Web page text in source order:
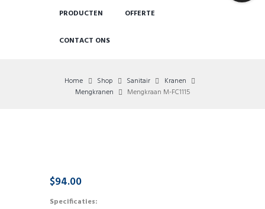
PRODUCTEN OFFERTE
CONTACT ONS
Home Shop Sanitair
Kranen
Mengkranen
Mengkraan M-FC1115
$94.00
Specificaties: